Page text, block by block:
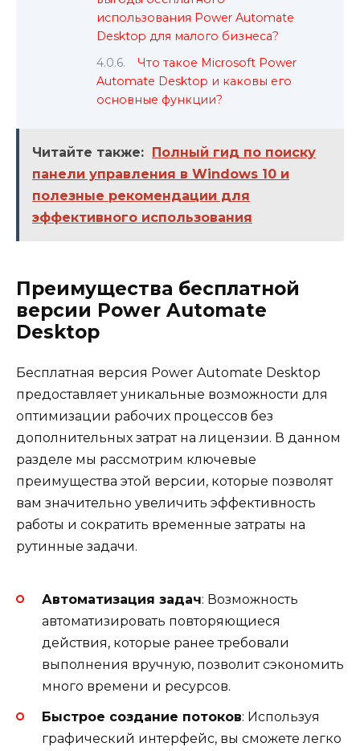
использования Power Automate
Desktop для малого бизнеса?
Что такое Microsoft Power
Automate Desktop и каковы его
основные функции?
Читайте также:
Полный гид по поиску
панели управления в Windows 10 и
полезные рекомендации для
эффективного использования
Преимущества бесплатной
версии Power Automate
Desktop
Бесплатная версия Power Automate Desktop
предоставляет уникальные возможности для
оптимизации рабочих процессов без
дополнительных затрат на лицензии. В данном
разделе мы рассмотрим ключевые
преимущества этой версии, которые позволят
вам значительно увеличить эффективность
работы и сократить временные затраты на
рутинные задачи.
Автоматизация задач: Возможность
автоматизировать повторяющиеся
действия, которые ранее требовали
выполнения вручную, позволит сэкономить
много времени и ресурсов.
Быстрое создание потоков: Используя
графический интерфейс, вы сможете легко